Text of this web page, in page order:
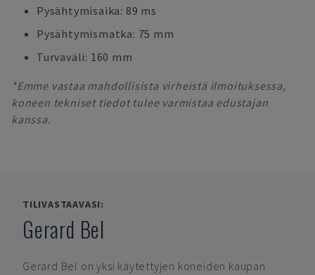
Pysähtymisaika: 89 ms
Pysähtymismatka: 75 mm
Turvaväli: 160 mm
*Emme vastaa mahdollisista virheistä ilmoituksessa,
koneen tekniset tiedot tulee varmistaa edustajan
kanssa.
TILIVASTAAVASI:
Gerard Bel
Gerard Bel on yksi käytettyjen koneiden kaupan